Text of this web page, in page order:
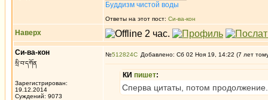
Буддизм чистой воды
Ответы на этот пост: Си-ва-кон
Наверх
Си-ва-кон
སྲི་བ་དཀོན
Зарегистрирован:
19.12.2014
Суждений: 9073
№512824 Добавлено: Сб 02 Ноя 19, 14:22 (7 лет
КИ пишет:
Сперва цитаты, потом